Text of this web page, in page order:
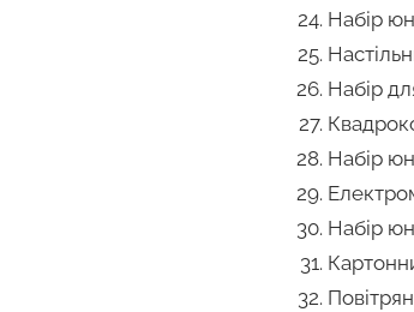
Набір
Набір
Набір
Набір